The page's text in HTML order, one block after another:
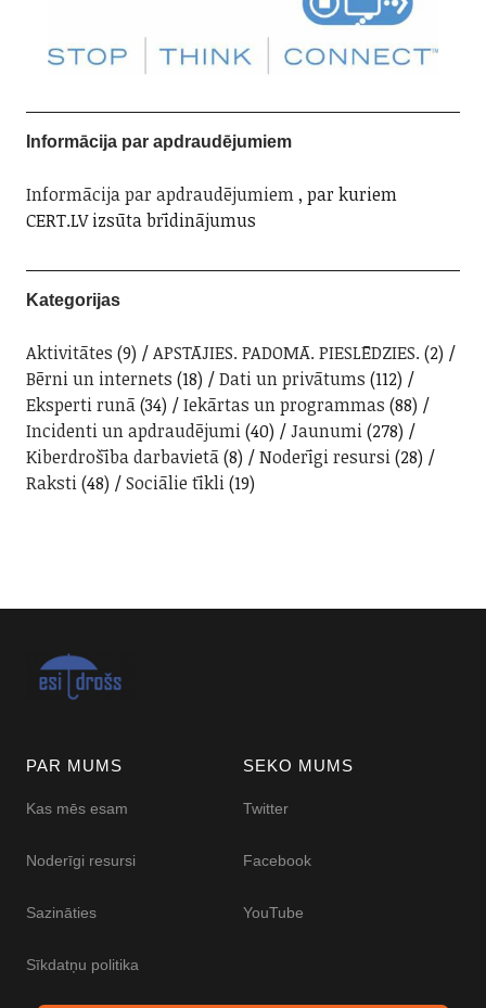
Informācija par apdraudējumiem
Informācija par apdraudējumiem, par kuriem
CERT.LV izsūta brīdinājumus
Kategorijas
Aktivitātes (9) APSTĀJIES. PADOMĀ. PIESLĒDZIES. (2)
Bērni un internets (18) Dati un privātums (112)
Eksperti runā(34) Iekārtas un programmas (88)
Incidenti un apdraudējumi(40) Jaunumi(278)
Kiberdrošība darbavietā(8) Noderīgi resursi(28)
Raksti(48) Sociālie tīkli(19)
PAR MUMS
Kas mēs esam
Noderīgi resursi
Sazināties
Sīkdatņu politika
SEKO MUMS
Twitter
Facebook
YouTube